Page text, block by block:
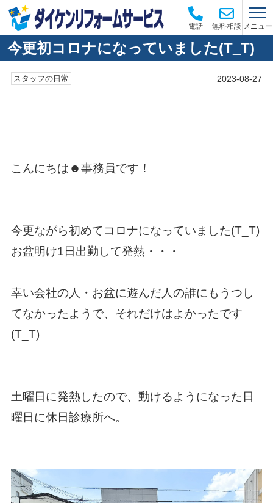
電話 無料相談 メニュー
今更初コロナになっていました(T_T)
スタッフの日常 2023-08-27
こんにちは☻事務員です！
今更ながら初めてコロナになっていました(T_T)
お盆明け1日出勤して発熱・・・
幸い会社の人・お盆に遊んだ人の誰にもうつし
てなかったようで、それだけはよかったです
(T_T)
土曜日に発熱したので、動けるようになった日
曜日に休日診療所へ。